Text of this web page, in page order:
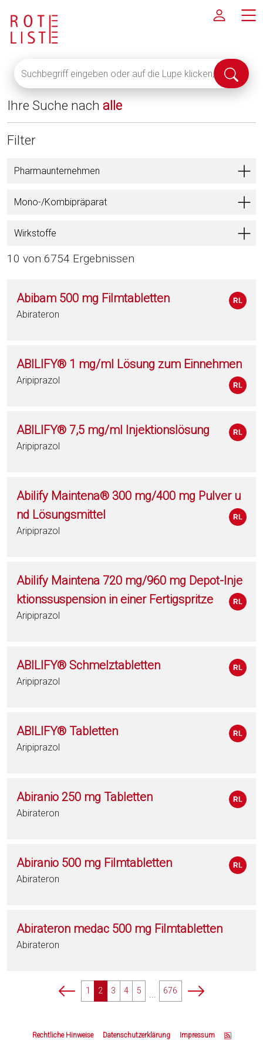
eingeben
oder
auf
die
Lupe
alle
anzuzeigen
Suche
Ihre Suche nach alle
Filter
Pharmaunternehmen
Mono-/Kombipräparat
Wirkstoffe
10 von 6754 Ergebnissen
Abibam 500 mg Filmtabletten
Abirateron
ABILIFY® 1 mg/ml Lösung zum Einnehmen
Aripiprazol
ABILIFY® 7,5 mg/ml Injektionslösung
Aripiprazol
Abilify Maintena® 300 mg/400 mg Pulver u
nd Lösungsmittel
Aripiprazol
Abilify Maintena 720 mg/960 mg Depot-Inje
ktionssuspension in einer Fertigspritze
Aripiprazol
ABILIFY® Schmelztabletten
Aripiprazol
ABILIFY® Tabletten
Aripiprazol
Abiranio 250 mg Tabletten
Abirateron
Abiranio 500 mg Filmtabletten
Abirateron
Abirateron medac 500 mg Filmtabletten
Abirateron
p
n
1 2 3 4 5 ... 676
p
n
Rechtliche Hinweise Datenschutzerklärung Impressum